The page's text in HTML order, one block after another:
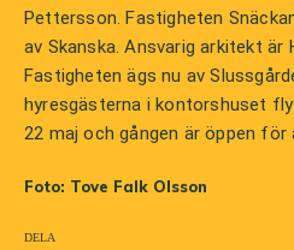
Pettersson. Fastigheten
av Skanska. Ansvarig arkitekt är
Fastigheten ägs nu av
hyresgästerna i kontorshuset
22 maj och gången är öppen för
Foto: Tove Falk Olsson